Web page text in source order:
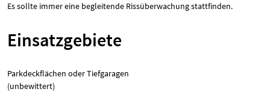
Es sollte immer eine begleitende Rissüberwachung stattfinden.
Einsatzgebiete
Parkdeckflächen oder Tiefgaragen
(unbewittert)